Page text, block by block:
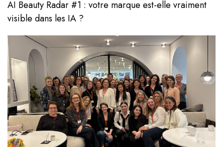
AI Beauty Radar #1 : votre marque est-elle vraiment
visible dans les IA ?